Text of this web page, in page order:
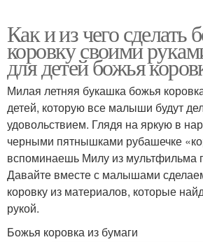
Как и из чего сделать
коровку своими
для детей божья
Милая летняя букашка божья
детей, которую все малыши будут
удовольствием. Глядя на яркую в
черными пятнышками рубашечке
вспоминаешь Милу из мультфильма
Давайте вместе с малышами
коровку из материалов, которые
рукой.
Божья коровка из бумаги